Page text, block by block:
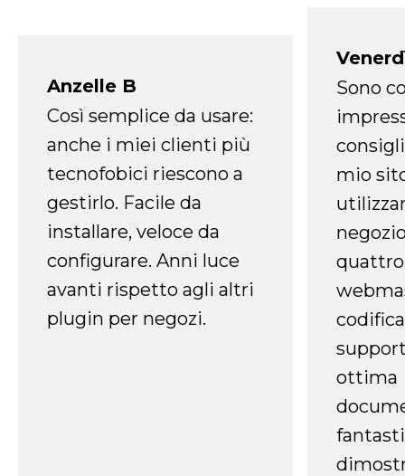
Anzelle B
Così semplice da usare:
anche i miei clienti più
tecnofobici riescono a
gestirlo. Facile da
installare, veloce da
configurare. Anni luce
avanti rispetto agli altri
plugin per negozi.
Sono
mio
ottima